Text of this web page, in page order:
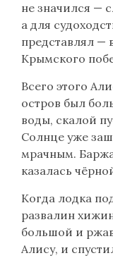
не значился —
а для
представлял —
Крымского
Всего этого
остров был
воды, скалой
Солнце уже
мрачным.
казалась
Когда лодка
развалин
большой и
Алису, и